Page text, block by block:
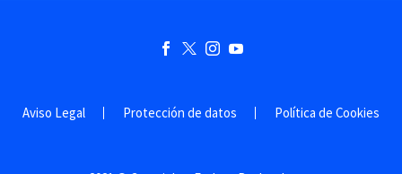
Aviso Legal Protección de datos Política de Cookies